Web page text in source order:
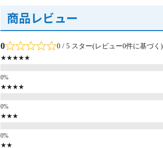
商品レビュー
0 0 / 5 スター(レビュー0件に基づく)
★★★★★
★★★★
★★★
★★